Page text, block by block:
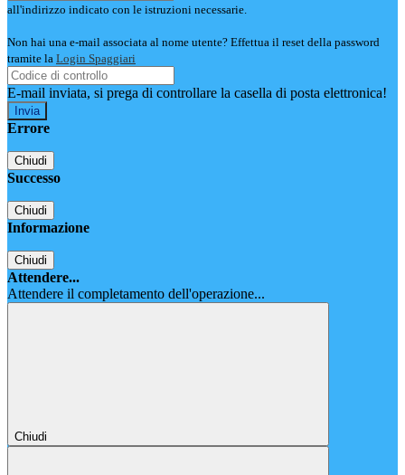
all'indirizzo indicato con le istruzioni necessarie.
Non hai una e-mail associata al nome utente? Effettua il reset della password
tramite la Login Spaggiari
E-mail inviata, si prega di controllare la casella di posta elettronica!
Errore
Chiudi
Successo
Chiudi
Informazione
Chiudi
Attendere...
Attendere il completamento dell'operazione...
Chiudi